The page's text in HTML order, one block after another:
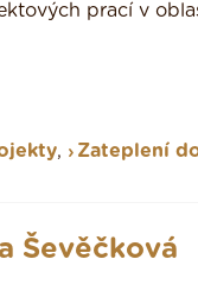
prací v
, Zateplení
Ševěčková